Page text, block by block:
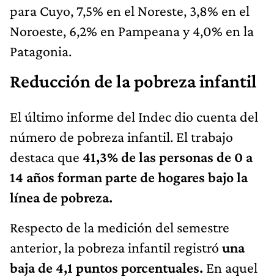
para Cuyo, 7,5% en el Noreste, 3,8% en el
Noroeste, 6,2% en Pampeana y 4,0% en la
Patagonia.
Reducción de la pobreza infantil
El último informe del Indec dio cuenta del
número de pobreza infantil. El trabajo
destaca que 41,3% de las personas de 0 a
14 años forman parte de hogares bajo la
línea de pobreza.
Respecto de la medición del semestre
anterior, la pobreza infantil registró una
baja de 4,1 puntos porcentuales. En aquel